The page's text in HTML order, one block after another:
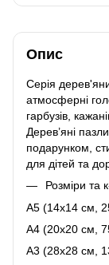
Опис
Серія
атмосферні
гарбузів,
Дерев’яні
подарунком,
для дітей та
Розміри та
A5 (14х14 см,
A4 (20x20 см,
A3 (28х28 см,